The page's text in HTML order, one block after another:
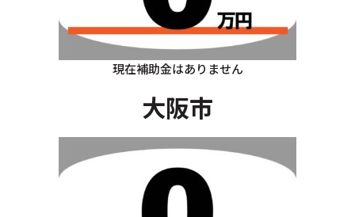
現在補助金はありません
大阪市